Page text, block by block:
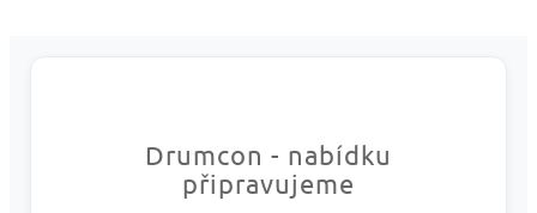
Drumcon - nabídku
připravujeme